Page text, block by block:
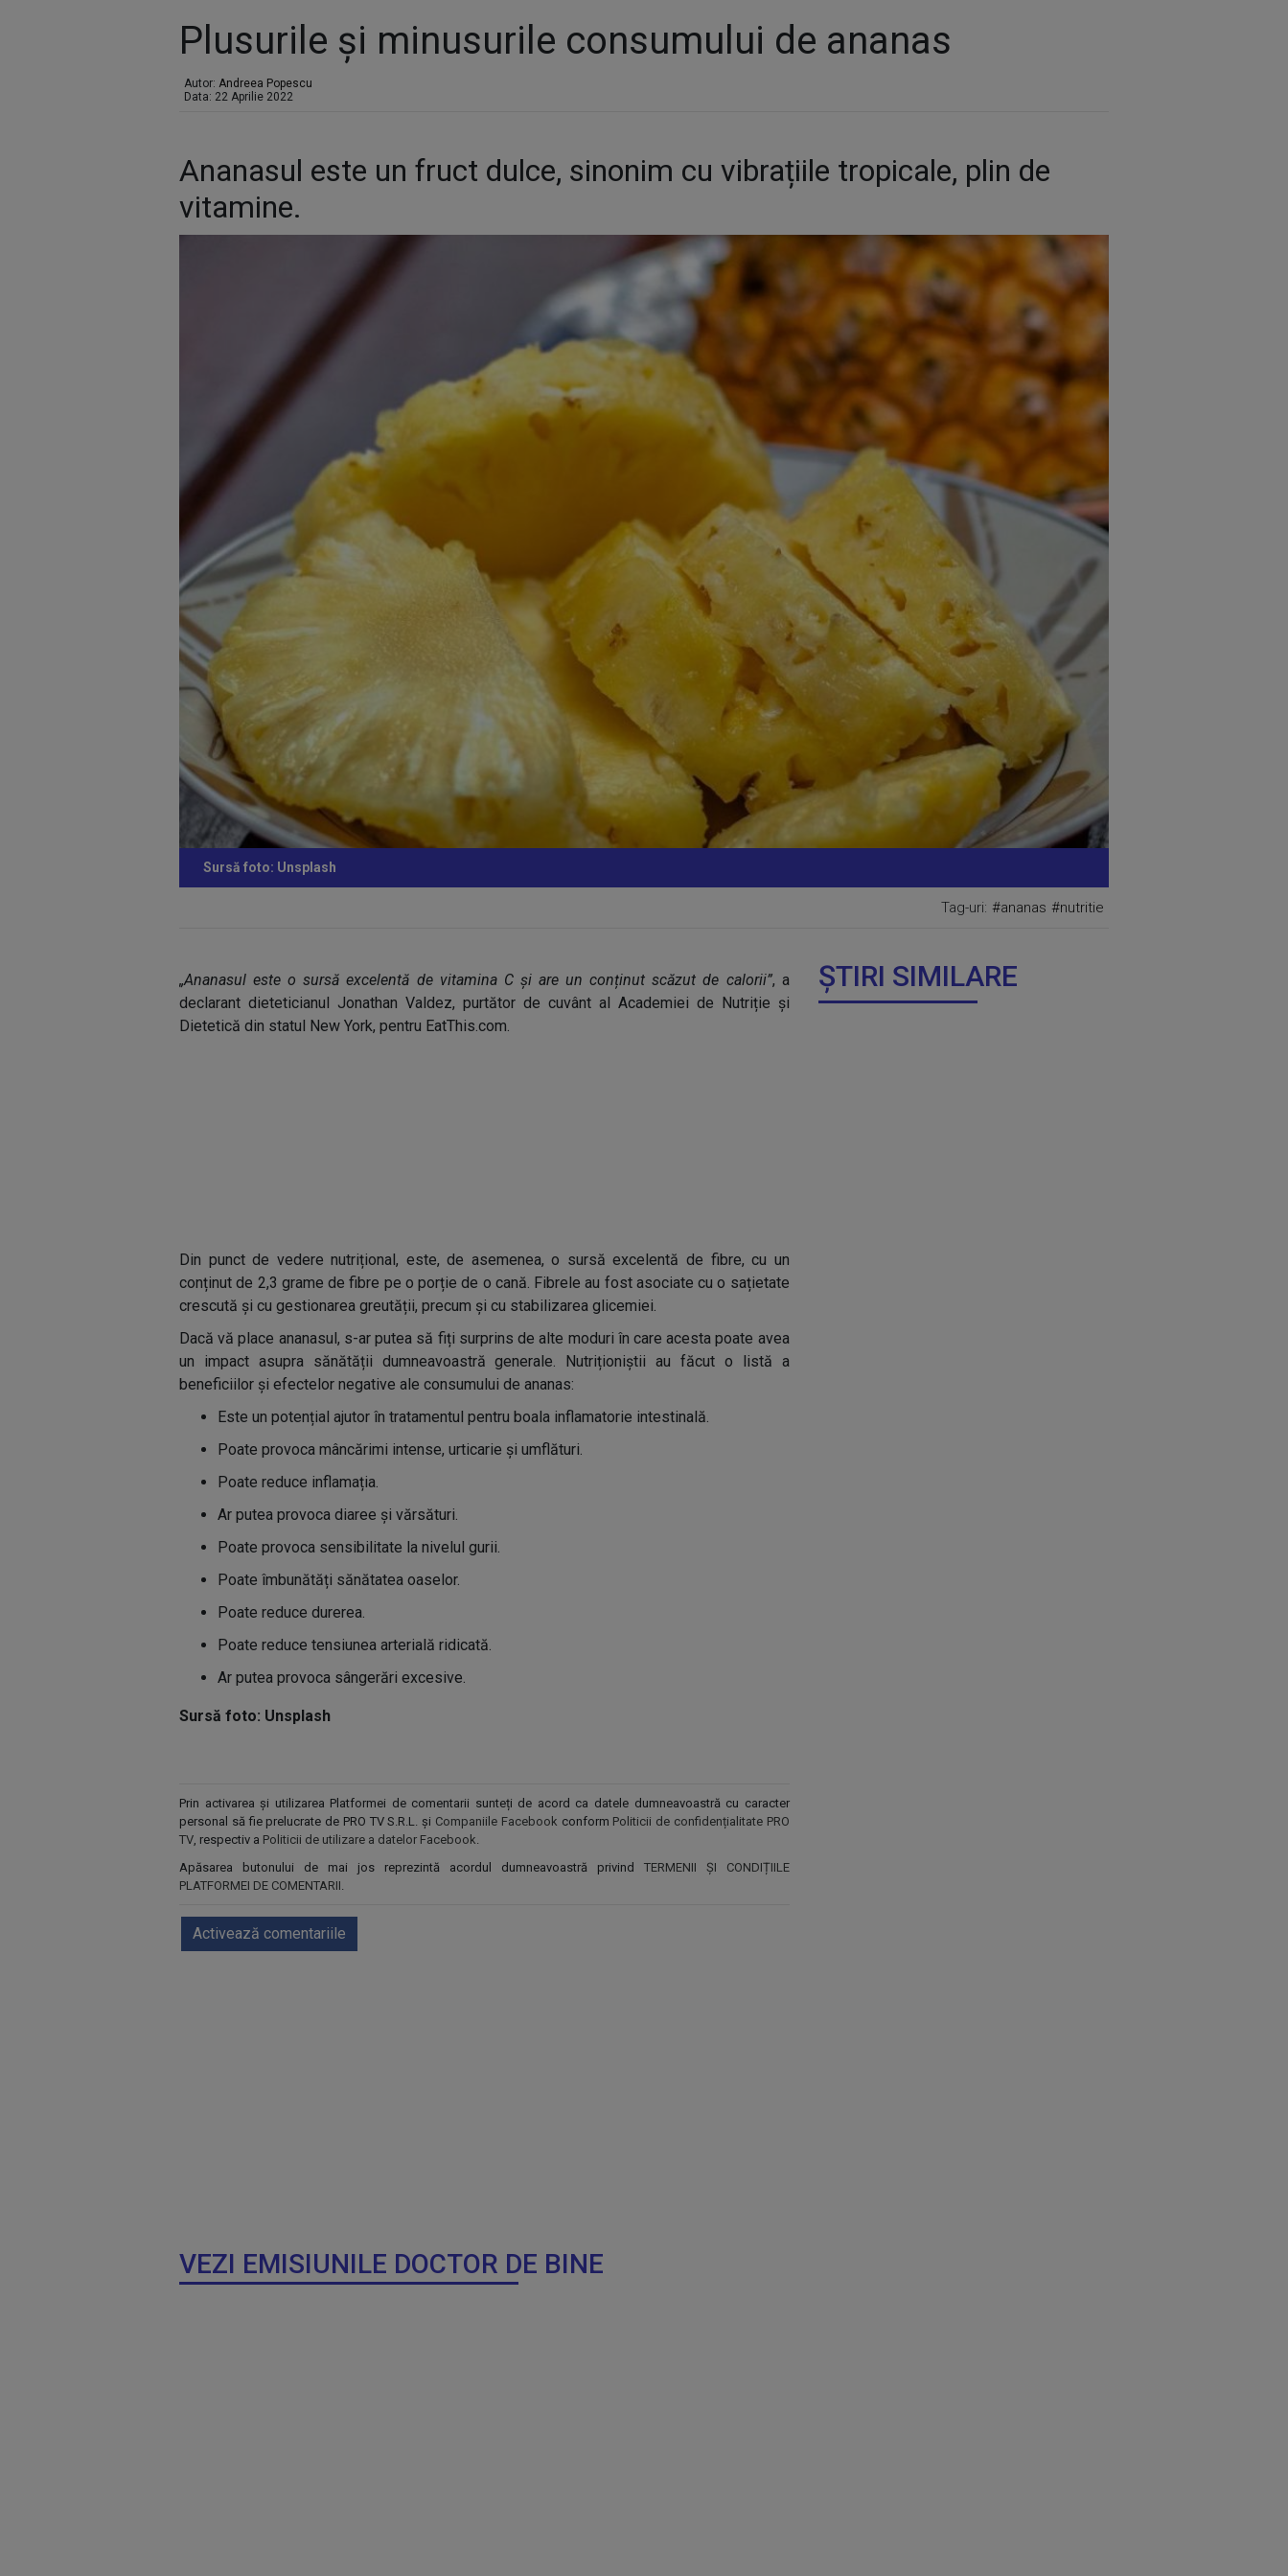
Plusurile și minusurile consumului de ananas
Autor: Andreea Popescu
Data: 22 Aprilie 2022
Ananasul este un fruct dulce, sinonim cu vibrațiile tropicale, plin de
vitamine.
Sursă foto: Unsplash
Tag-uri: #ananas #nutritie
„Ananasul este o sursă excelentă de vitamina C și are un conținut scăzut de calorii”, a
declarant dieteticianul Jonathan Valdez, purtător de cuvânt al Academiei de Nutriție și
Dietetică din statul New York, pentru EatThis.com.
Din punct de vedere nutrițional, este, de asemenea, o sursă excelentă de fibre, cu un
conținut de 2,3 grame de fibre pe o porție de o cană. Fibrele au fost asociate cu o sațietate
crescută și cu gestionarea greutății, precum și cu stabilizarea glicemiei.
Dacă vă place ananasul, s-ar putea să fiți surprins de alte moduri în care acesta poate avea
un impact asupra sănătății dumneavoastră generale. Nutriționiștii au făcut o listă a
beneficiilor și efectelor negative ale consumului de ananas:
Este un potențial ajutor în tratamentul pentru boala inflamatorie intestinală.
Poate provoca mâncărimi intense, urticarie și umflături.
Poate reduce inflamația.
Ar putea provoca diaree și vărsături.
Poate provoca sensibilitate la nivelul gurii.
Poate îmbunătăți sănătatea oaselor.
Poate reduce durerea.
Poate reduce tensiunea arterială ridicată.
Ar putea provoca sângerări excesive.
Sursă foto: Unsplash
Prin activarea și utilizarea Platformei de comentarii sunteți de acord ca datele dumneavoastră cu caracter
personal să fie prelucrate de PRO TV S.R.L. și Companiile Facebook conform Politicii de confidențialitate PRO
TV, respectiv a Politicii de utilizare a datelor Facebook.
Apăsarea butonului de mai jos reprezintă acordul dumneavoastră privind TERMENII ȘI CONDIȚIILE
PLATFORMEI DE COMENTARII.
Activează comentariile
ȘTIRI SIMILARE
VEZI EMISIUNILE DOCTOR DE BINE